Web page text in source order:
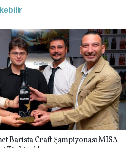
Barista Craft Şampiyonası MISA